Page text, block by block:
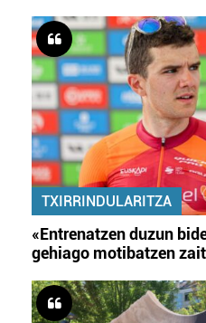
TXIRRINDULARITZA
«Entrenatzen duzun
gehiago motibatzen